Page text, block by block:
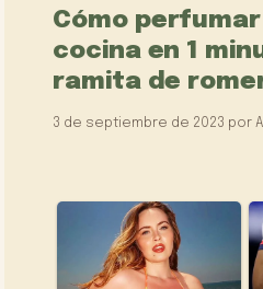
Cómo
cocina en 1
ramita de
3 de septiembre de 2023 por